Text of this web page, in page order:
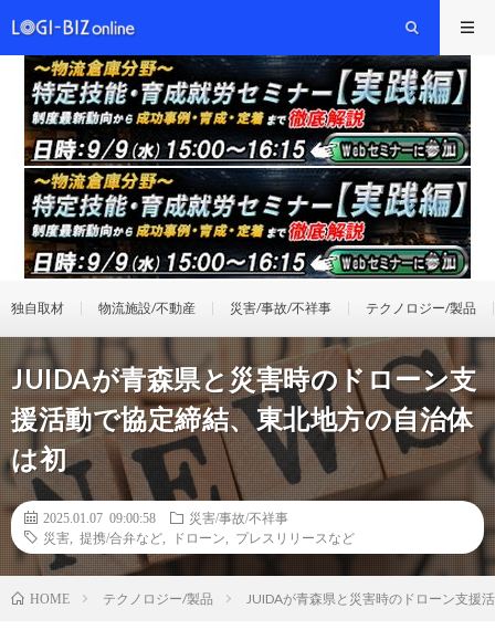
独自取材 物流施設/不動産 災害/事故/不祥事 テクノロジー/製品
JUIDAが青森県と災害時のドローン支
援活動で協定締結、東北地方の自治体
は初
2025.01.07 09:00:58
災害/事故/不祥事
災害
提携/合弁など ドローン プレスリリースなど
HOME テクノロジー/製品 JUIDAが青森県と災害時のドローン支援